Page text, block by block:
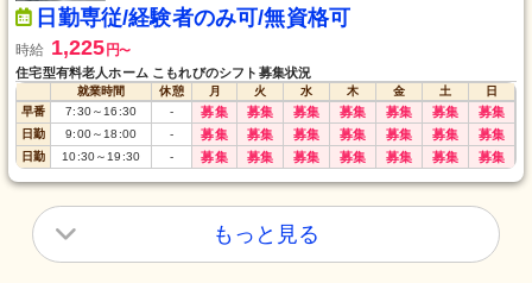
日勤専従/経験者のみ可/無資格可
時給 1,225 円〜
住宅型有料老人ホーム こもれびのシフト募集状況
就業時間 休憩 月 火 水 木 金 土
日
早番
7:30～16:30 - 募集 募集 募集 募集 募集 募集 募集
日勤 9:00～18:00 - 募集 募集 募集 募集 募集 募集 募集
日勤 10:30～19:30 - 募集 募集 募集 募集 募集 募集 募集
もっと見る